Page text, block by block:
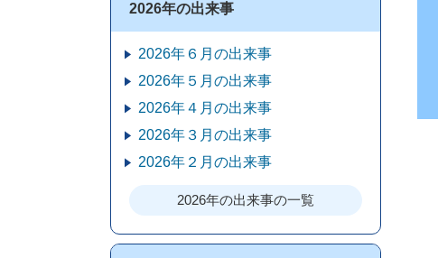
2026年の出来事
2026年６月の出来事
2026年５月の出来事
2026年４月の出来事
2026年３月の出来事
2026年２月の出来事
2026年の出来事の一覧